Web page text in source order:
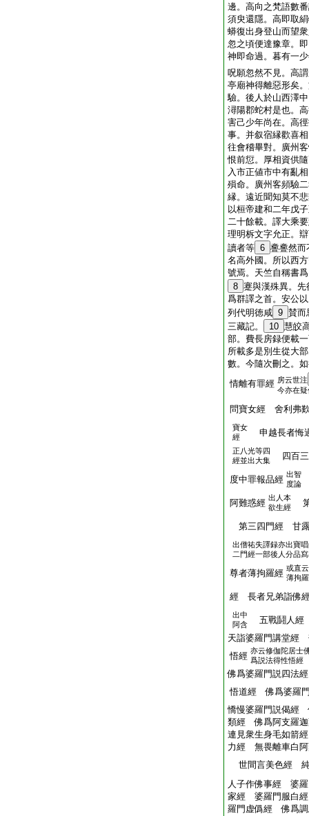
邊。高向之梵語數
須臾還隱。高即取
蟒復出身登山而望
忽之頃便達豫章。
神即命過。暮有一
呪願忽然不見。高
亭廟神得離惡形矣
驗。後人於山西澤
潯陽郡蛇村是也。
害己少年尚在。高
事。并叙宿縁歡喜
往會稽畢對。廣州
恨前愆。厚相資供
入市正値市中有亂
殞命。廣州客頻驗
縁。遠近聞知莫不
以桓帝建和二年戊
二十餘載。譯大乘
理明柝文字允正。
讀者等 6 斖斖然而
名高外國。所以西
號焉。天竺自稱書
8 蹇與漢殊異。
爲群譯之首。安公
列代明徳咸 9 賛而
三藏記。
10 慧皎
部。費長房録便載
所載多是別生從大
數。今隨次刪之。
情離有罪經 房云世注
今亦在疑
問寶女經 舍利弗
寶女
經
申越長者悔
正八光等四
經並出大集
四百
度中罪報品經 出智
度論
阿難惑經 出人本
欲生經
第三四門經 甘
出僧祐失譯録亦出寶
二門經一部後人分品
尊者薄拘羅經 或直
薄拘
經 長者兄弟詣佛
出中
阿含
五戰鬪人
天詣婆羅門講堂經
悟經 亦云修伽陀居士
爲説法得性悟經
佛爲婆羅門説四法
悟道經 佛爲婆羅
憍慢婆羅門説偈經
類經 佛爲阿支羅
連見衆生身毛如箭
力經 無畏離車白
世間言美色經
人子作佛事經 婆羅
家經 婆羅門服白
羅門虚僞經 佛爲